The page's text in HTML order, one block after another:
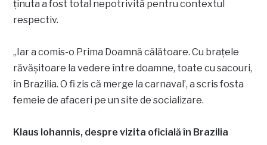
ținuta a fost total nepotrivită pentru contextul
respectiv.
„Iar a comis-o Prima Doamnă călătoare. Cu brațele
răvășitoare la vedere între doamne, toate cu sacouri,
în Brazilia. O fi zis că merge la carnaval’, a scris fosta
femeie de afaceri pe un site de socializare.
Klaus Iohannis, despre vizita oficială în Brazilia